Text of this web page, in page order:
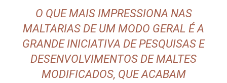
O QUE MAIS IMPRESSIONA NAS
MALTARIAS DE UM MODO GERAL É A
GRANDE INICIATIVA DE PESQUISAS E
DESENVOLVIMENTOS DE MALTES
MODIFICADOS, QUE ACABAM